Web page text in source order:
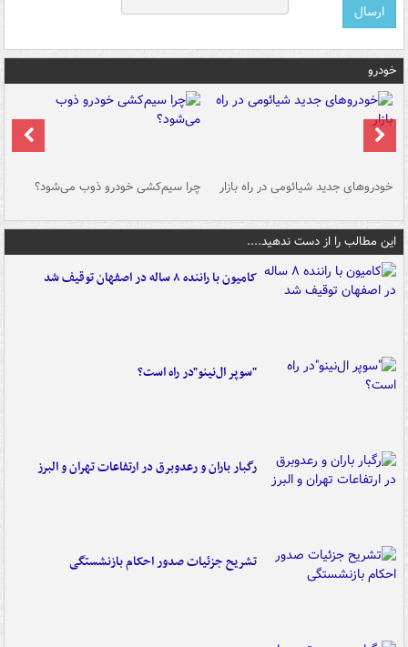
خودرو
خودروهای جدید شیائومی در راه بازار چرا سیم‌کشی خودرو ذوب می‌شود؟
این مطالب را از دست ندهید....
کامیون با راننده ۸ ساله در اصفهان توقیف شد
"سوپر ال‌نینو"در راه است؟
رگبار باران و رعدوبرق در ارتفاعات تهران و البرز
تشریح جزئیات صدور احکام بازنشستگی